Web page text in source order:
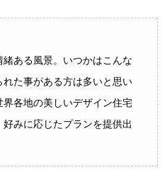
ある風景。いつかはこんな
た事がある方は多いと思い
各地の美しいデザイン住宅
みに応じたプランを提供出